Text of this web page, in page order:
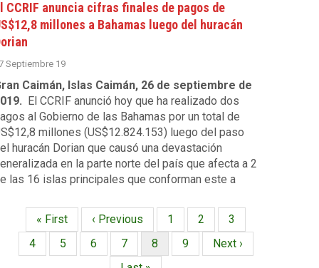
CCRIF anuncia cifras finales de pagos de
millones a Bahamas luego del huracán
Septiembre 19
Caimán, Islas Caimán, 26 de septiembre de
El CCRIF anunció hoy que ha realizado dos
al Gobierno de las Bahamas por un total de
millones (US$12.824.153) luego del paso
huracán Dorian que causó una devastación
en la parte norte del país que afecta a 2
las 16 islas principales que conforman este a
Paginación
Primera
página
« First
Página
anterior
‹ Previous Página
1 Página
2 Página
3
Página
4 Página
5 Página
6 Página
7
Página
actual
8 Página
9
Siguiente
página
Next ›